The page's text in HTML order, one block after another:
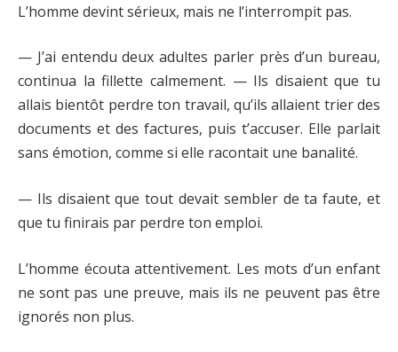
L’homme devint sérieux, mais ne l’interrompit pas.
— J’ai entendu deux adultes parler près d’un bureau,
continua la fillette calmement. — Ils disaient que tu
allais bientôt perdre ton travail, qu’ils allaient trier des
documents et des factures, puis t’accuser. Elle parlait
sans émotion, comme si elle racontait une banalité.
— Ils disaient que tout devait sembler de ta faute, et
que tu finirais par perdre ton emploi.
L’homme écouta attentivement. Les mots d’un enfant
ne sont pas une preuve, mais ils ne peuvent pas être
ignorés non plus.